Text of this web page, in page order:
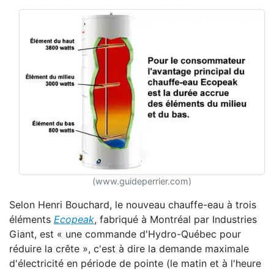
(www.guideperrier.com)
Selon Henri Bouchard, le nouveau chauffe-eau à trois
éléments Ecopeak, fabriqué à Montréal par Industries
Giant, est « une commande d'Hydro-Québec pour
réduire la crête », c'est à dire la demande maximale
d'électricité en période de pointe (le matin et à l'heure